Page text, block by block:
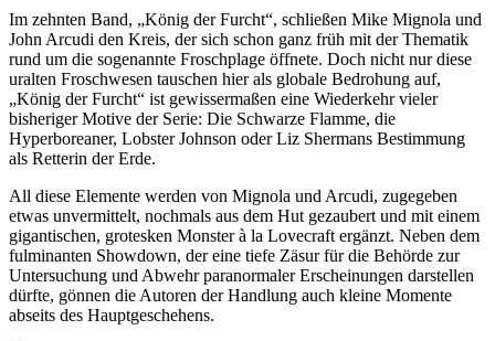
Im zehnten Band, „König der Furcht“, schließen Mike Mignola und
John Arcudi den Kreis, der sich schon ganz früh mit der Thematik
rund um die sogenannte Froschplage öffnete. Doch nicht nur diese
uralten Froschwesen tauschen hier als globale Bedrohung auf,
„König der Furcht“ ist gewissermaßen eine Wiederkehr vieler
bisheriger Motive der Serie: Die Schwarze Flamme, die
Hyperboreaner, Lobster Johnson oder Liz Shermans Bestimmung
als Retterin der Erde.
All diese Elemente werden von Mignola und Arcudi, zugegeben
etwas unvermittelt, nochmals aus dem Hut gezaubert und mit einem
gigantischen, grotesken Monster à la Lovecraft ergänzt. Neben dem
fulminanten Showdown, der eine tiefe Zäsur für die Behörde zur
Untersuchung und Abwehr paranormaler Erscheinungen darstellen
dürfte, gönnen die Autoren der Handlung auch kleine Momente
abseits des Hauptgeschehens.